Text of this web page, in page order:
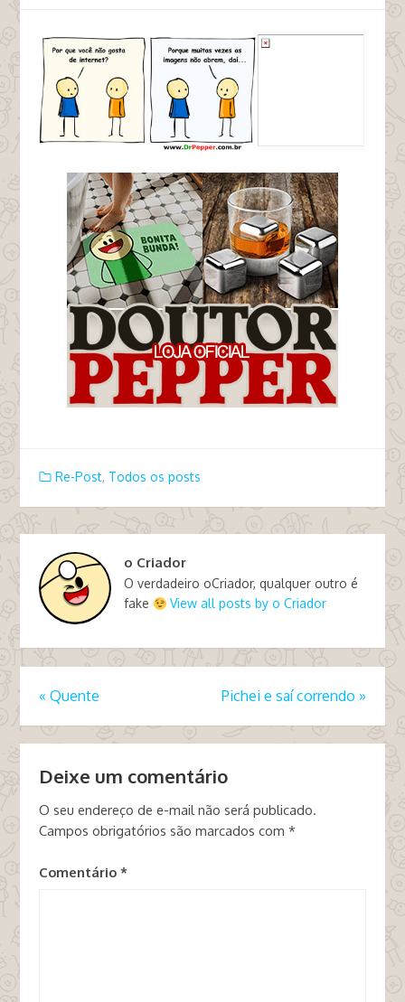
Re-Post, Todos os posts
o Criador
O verdadeiro oCriador, qualquer outro é
fake
View all posts by o Criador
« Quente Pichei e saí correndo »
Deixe um comentário
O seu endereço de e-mail não será publicado.
Campos obrigatórios são marcados com *
Comentário *